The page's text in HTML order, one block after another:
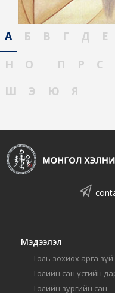
А Б В Г Д Е
Н
О П Р С
Ш
Э Ю Я
Мэдээлэл
Толь зохиох арга зүй
Толийн сан үсгийн
Толийн зургийн сан